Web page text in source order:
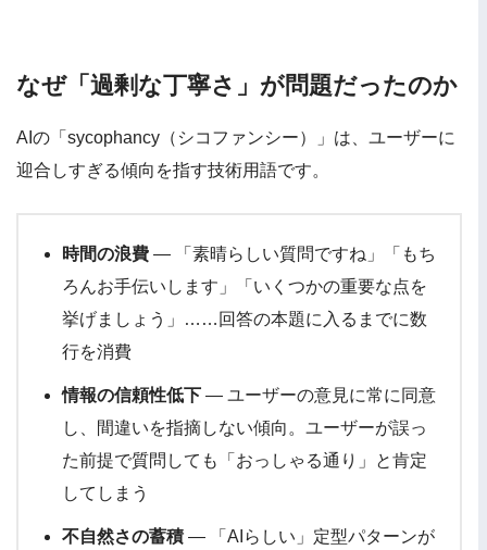
なぜ「過剰な丁寧さ」が問題だったのか
AIの「sycophancy（シコファンシー）」は、ユーザーに
迎合しすぎる傾向を指す技術用語です。
時間の浪費 — 「素晴らしい質問ですね」「もち
ろんお手伝いします」「いくつかの重要な点を
挙げましょう」……回答の本題に入るまでに数
行を消費
情報の信頼性低下 — ユーザーの意見に常に同意
し、間違いを指摘しない傾向。ユーザーが誤っ
た前提で質問しても「おっしゃる通り」と肯定
してしまう
不自然さの蓄積 — 「AIらしい」定型パターンが